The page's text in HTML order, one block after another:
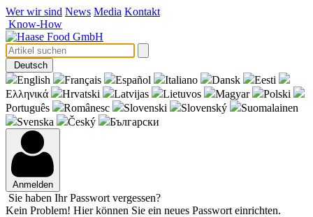
Wer wir sind News Media Kontakt
Know-How
Deutsch
English Français Español Italiano Dansk
Eesti
Eλληνικά
Hrvatski Latvijas Lietuvos Magyar
Polski
Português
Românesc Slovenski Slovenský
Suomalainen
Svenska
Český Български
Anmelden
Sie haben Ihr Passwort vergessen?
Kein Problem! Hier können Sie ein neues Passwort einrichten.